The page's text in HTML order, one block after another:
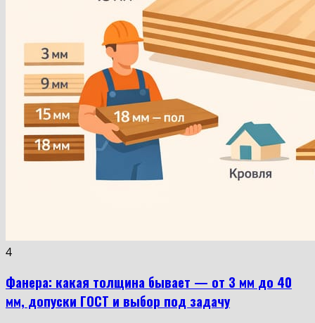
4
Фанера: какая толщина бывает — от 3 мм до 40
мм, допуски ГОСТ и выбор под задачу